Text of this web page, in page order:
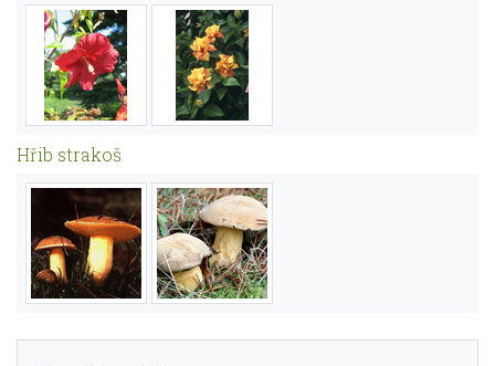
Hřib strakoš